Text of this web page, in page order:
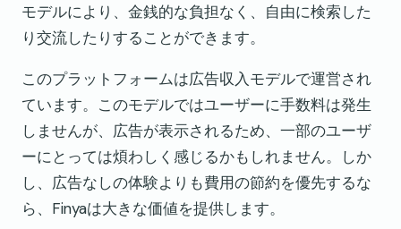
モデルにより、金銭的な負担なく、自由に検索した
り交流したりすることができます。
このプラットフォームは広告収入モデルで運営され
ています。このモデルではユーザーに手数料は発生
しませんが、広告が表示されるため、一部のユーザ
ーにとっては煩わしく感じるかもしれません。しか
し、広告なしの体験よりも費用の節約を優先するな
ら、Finyaは大きな価値を提供します。